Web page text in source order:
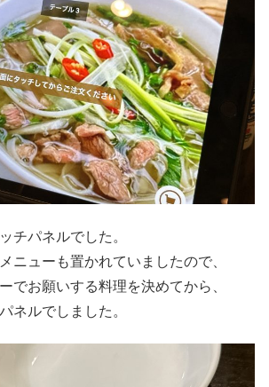
チパネルでした。
ニューも置かれていましたので、
でお願いする料理を決めてから、
ネルでしました。